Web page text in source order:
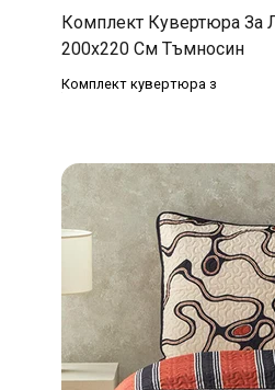
Комплект Кувертюра
200x220 См Тъмносин
Комплект кувертюра з